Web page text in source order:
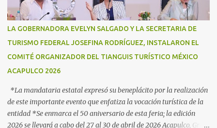
Conmemoración del Sexto Aniversario de la Creación de la Guardia
Nacional, en donde también agradeció todo el trabajo y
proximidad social y apoyo en casos de desastres. “Hoy
celebramos seis años de la Guardia Nacional, celebramos a s...
LA GOBERNADORA EVELYN SALGADO Y LA SECRETARIA DE
TURISMO FEDERAL JOSEFINA RODRÍGUEZ, INSTALARON EL
COMITÉ ORGANIZADOR DEL TIANGUIS TURÍSTICO MÉXICO
ACAPULCO 2026
*La mandataria estatal expresó su beneplácito por la realización
de este importante evento que enfatiza la vocación turística de la
entidad *Se enmarca el 50 aniversario de esta feria; la edición
2026 se llevará a cabo del 27 al 30 de abril de 2026 Acapulco, Gro.,